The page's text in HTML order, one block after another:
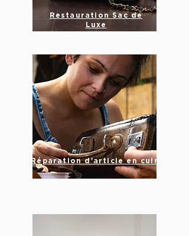
Restauration Sac de
Luxe
Réparation d'article en cuir